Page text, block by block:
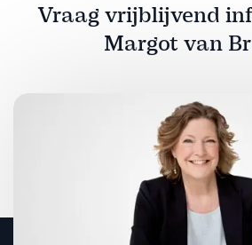
Vraag vrijblijvend
Margot van